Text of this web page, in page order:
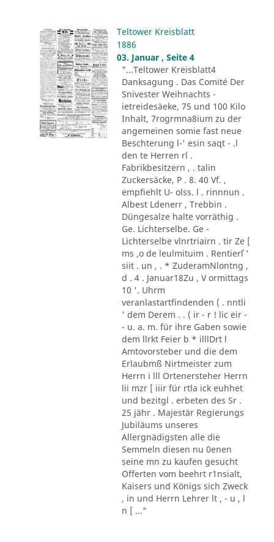
Teltower Kreisblatt
1886
03. Januar , Seite 4
"...Teltower Kreisblatt4
Danksagung . Das Comité Der
Snivester Weihnachts -
ietreidesäeke, 75 und 100 Kilo
Inhalt, 7rogrmna8ium zu der
angemeinen somie fast neue
Beschterung l-' esin saqt - .l
den te Herren rl .
Fabrikbesitzern , . talin
Zuckersäcke, P . 8. 40 Vf. ,
empfiehlt U- olss. l . rinnnun .
Albest Ldenerr , Trebbin .
Düngesalze halte vorräthig .
Ge. Lichterselbe. Ge -
Lichterselbe vlnrtriairn . tir Ze [
ms ,o de leulmituim . Rentier´l '
siit . un , . * ZuderamNlontng ,
d . 4 . Januar18Zu , V ormittags
10 '. Uhrm
veranlastartfindenden ( . nntli
' dem Derem . . ( ir - r ! lic eir -
- u. a. m. für ihre Gaben sowie
dem llrkt Feier b * illlDrt l
Amtovorsteber und die dem
Erlaubmß Nirtmeister zum
Herrn i lll Ortenersteher Herrn
lii mzr [ iiir für rtla ick euhhet
und bezitgl . erbeten des Sr .
25 jähr . Majestär Regierungs
Jubiläums unseres
Allergnädigsten alle die
Semmeln diesen nu 0enen
seine mn zu kaufen gesucht
Offerten vom beehrt r1nsialt,
Kaisers und Königs sich Zweck
, in und Herrn Lehrer lt , - u , l
n [ ..."